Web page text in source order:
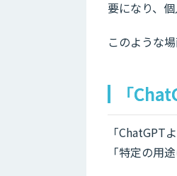
要になり、
このような
「
「ChatGPT
「特定の用